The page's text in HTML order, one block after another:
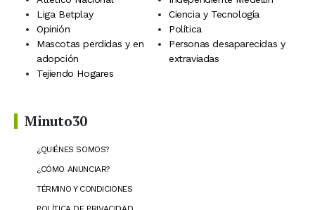
Liga Betplay
Ciencia y Tecnología
Opinión
Política
Mascotas perdidas y en
adopción
Personas desaparecidas y
extraviadas
Tejiendo Hogares
Minuto30
¿QUIÉNES SOMOS?
¿CÓMO ANUNCIAR?
TÉRMINO Y CONDICIONES